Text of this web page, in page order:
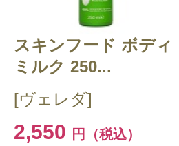
スキンフード ボディ
ミルク 250...
[ヴェレダ]
2,550 円（税込）